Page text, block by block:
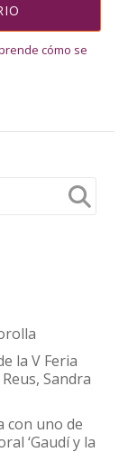
cómo se
la V Feria
Sandra
con uno de
‘Gaudí y la